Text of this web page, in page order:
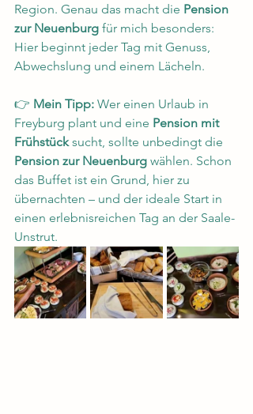
Region. Genau das macht die Pension
zur Neuenburg für mich besonders:
Hier beginnt jeder Tag mit Genuss,
Abwechslung und einem Lächeln.
👉 Mein Tipp: Wer einen Urlaub in
Freyburg plant und eine Pension mit
Frühstück sucht, sollte unbedingt die
Pension zur Neuenburg wählen. Schon
das Buffet ist ein Grund, hier zu
übernachten – und der ideale Start in
einen erlebnisreichen Tag an der Saale-
Unstrut.